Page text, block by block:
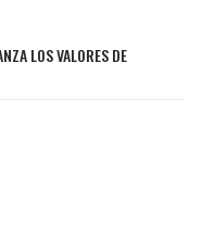
LOS VALORES DE